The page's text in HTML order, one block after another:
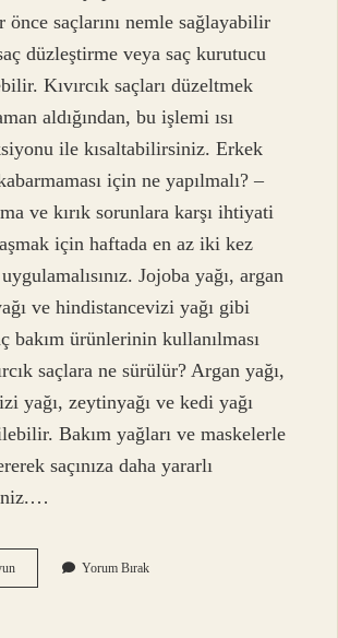
önce saçlarını nemle sağlayabilir
düzleştirme veya saç kurutucu
Kıvırcık saçları düzeltmek
aldığından, bu işlemi ısı
ile kısaltabilirsiniz. Erkek
için ne yapılmalı? –
ve kırık sorunlara karşı ihtiyati
için haftada en az iki kez
uygulamalısınız. Jojoba yağı, argan
ve hindistancevizi yağı gibi
bakım ürünlerinin kullanılması
saçlara ne sürülür? Argan yağı,
yağı, zeytinyağı ve kedi yağı
Bakım yağları ve maskelerle
saçınıza daha yararlı
Erkek
Kıvırcık
Yorum Bırak